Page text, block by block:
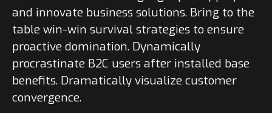
and innovate business solutions. Bring to the
table win-win survival strategies to ensure
proactive domination. Dynamically
procrastinate B2C users after installed base
benefits. Dramatically visualize customer
convergence.